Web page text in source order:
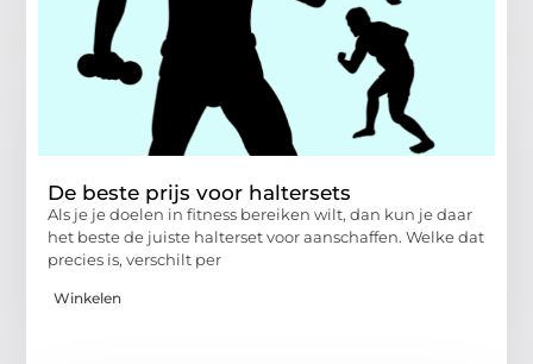
De beste prijs voor haltersets
Als je je doelen in fitness bereiken wilt, dan kun je daar
het beste de juiste halterset voor aanschaffen. Welke dat
precies is, verschilt per
Winkelen